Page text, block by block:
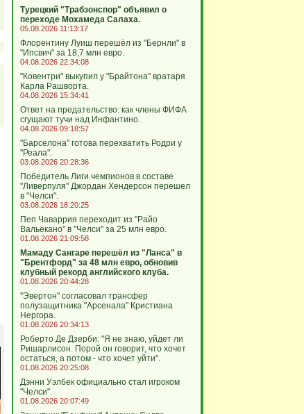
Турецкий "Трабзонспор" объявил о
переходе Мохамеда Салаха.
05.08.2026 11:13:17
Флорентину Луиш перешёл из "Бернли" в
"Ипсвич" за 18,7 млн евро.
04.08.2026 22:34:08
"Ковентри" выкупил у "Брайтона" вратаря
Карла Рашворта.
04.08.2026 15:34:41
Ответ на предательство: как члены ФИФА
сгущают тучи над Инфантино.
04.08.2026 09:18:57
"Барселона" готова перехватить Родри у
"Реала".
03.08.2026 20:28:36
Победитель Лиги чемпионов в составе
"Ливерпуля" Джордан Хендерсон перешел
в "Челси".
03.08.2026 18:20:25
Пеп Чаваррия переходит из "Райо
Вальекано" в "Челси" за 25 млн евро.
01.08.2026 21:09:58
Мамаду Сангаре перешёл из "Ланса" в
"Брентфорд" за 48 млн евро, обновив
клубный рекорд английского клуба.
01.08.2026 20:44:28
"Эвертон" согласовал трансфер
полузащитника "Арсенала" Кристиана
Нергора.
01.08.2026 20:34:13
Роберто Де Дзерби: "Я не знаю, уйдет ли
Ришарлисон. Порой он говорит, что хочет
остаться, а потом - что хочет уйти".
01.08.2026 20:25:08
Дэнни Уэлбек официально стал игроком
"Челси".
01.08.2026 20:07:49